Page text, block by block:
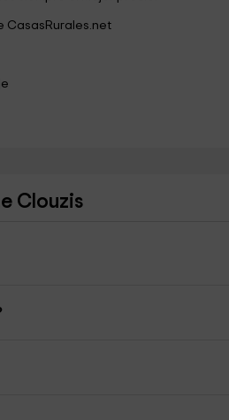
CasasRurales.net
Clouzis